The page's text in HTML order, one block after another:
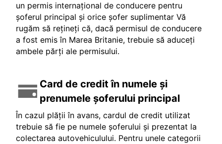
un permis internațional de conducere pentru
șoferul principal și orice șofer suplimentar Vă
rugăm să rețineți că, dacă permisul de conducere
a fost emis în Marea Britanie, trebuie să aduceți
ambele părți ale permisului.
Card de credit în numele și
prenumele șoferului principal
În cazul plății în avans, cardul de credit utilizat
trebuie să fie pe numele șoferului și prezentat la
colectarea autovehiculului. Pentru unele categorii